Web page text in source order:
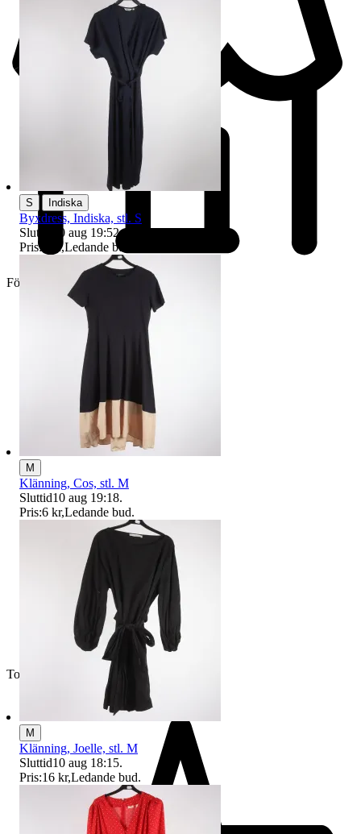
Företag
Toppsäljare
S Indiska
Byxdress, Indiska, stl. S
Sluttid
10 aug 19:52.
Pris:
6 kr,Ledande bud
M
Klänning, Cos, stl. M
Sluttid10 aug 19:18.
Pris:6 kr,Ledande bud.
M
Klänning, Joelle, stl. M
Sluttid10 aug 18:15.
Pris:16 kr,Ledande bud.